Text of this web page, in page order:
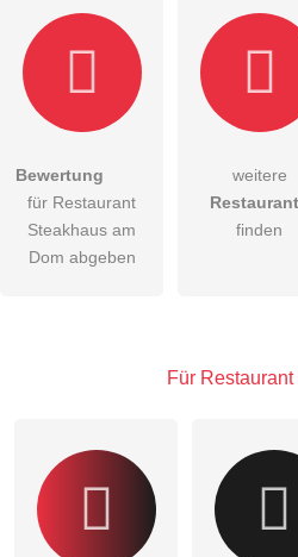
Hiermit akzeptiere ich die
DieDatenschutzerklärung habe ich
Besucher sichtbar.
Bewertung
für Restaurant
Steakhaus am
Dom abgeben
weitere
finden
Für Restaurant